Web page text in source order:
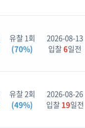
유찰 1회
(70%)
2026-08-13
입찰6일전
유찰 2회
(49%)
2026-08-26
입찰19일전